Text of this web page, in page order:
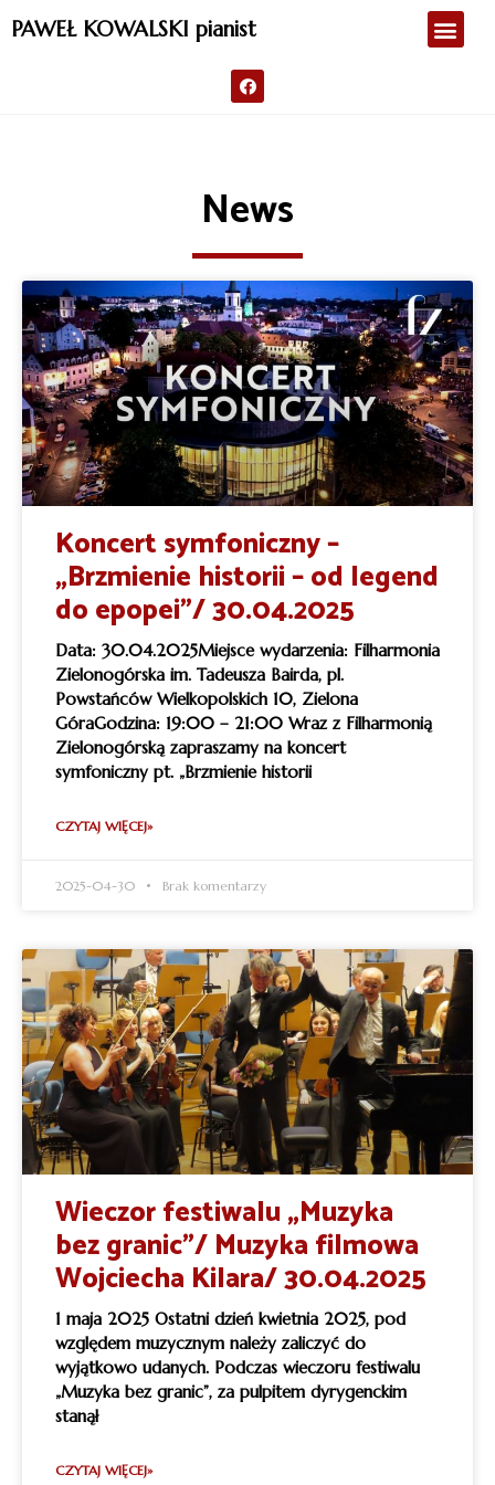
PAWEŁ KOWALSKI pianist
News
Koncert symfoniczny –
„Brzmienie historii – od legend
do epopei”/ 30.04.2025
Data: 30.04.2025Miejsce wydarzenia: Filharmonia
Zielonogórska im. Tadeusza Bairda, pl.
Powstańców Wielkopolskich 10, Zielona
GóraGodzina: 19:00 – 21:00 Wraz z Filharmonią
Zielonogórską zapraszamy na koncert
symfoniczny pt. „Brzmienie historii
CZYTAJ WIĘCEJ»
2025-04-30 Brak komentarzy
Wieczor festiwalu „Muzyka
bez granic”/ Muzyka filmowa
Wojciecha Kilara/ 30.04.2025
1 maja 2025 Ostatni dzień kwietnia 2025, pod
względem muzycznym należy zaliczyć do
wyjątkowo udanych. Podczas wieczoru festiwalu
„Muzyka bez granic”, za pulpitem dyrygenckim
stanął
CZYTAJ WIĘCEJ»